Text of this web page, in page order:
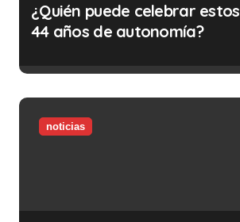
¿Quién puede celebrar estos
44 años de autonomía?
noticias